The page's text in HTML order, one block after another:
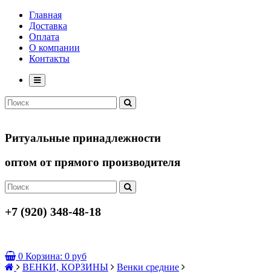
Главная
Доставка
Оплата
О компании
Контакты
Ритуальные принадлежности
оптом от прямого производителя
+7 (920) 348-48-18
0 Корзина: 0 руб
ВЕНКИ, КОРЗИНЫ
Венки средние